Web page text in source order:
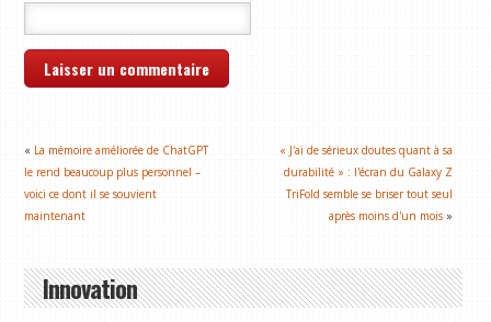
« La mémoire améliorée de ChatGPT
le rend beaucoup plus personnel –
voici ce dont il se souvient
maintenant
« J'ai de sérieux doutes quant à sa
durabilité » : l'écran du Galaxy Z
TriFold semble se briser tout seul
après moins d'un mois »
Innovation